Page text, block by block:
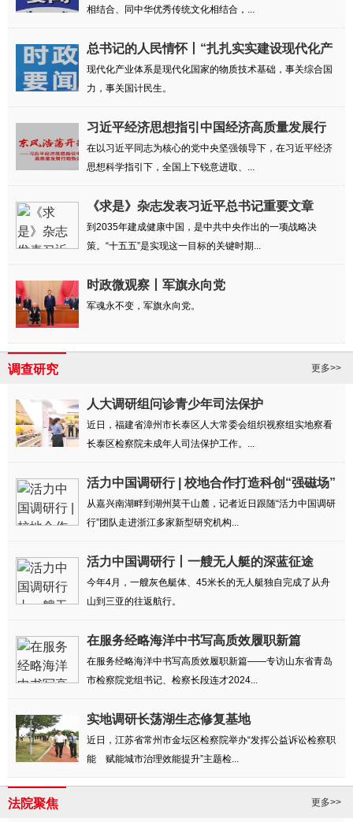
相结合、同中华优秀传统文化相结合，...
总书记的人民情怀丨“扎扎实实建设现代化产
业...
现代化产业体系是现代化国家的物质技术基础，事关综合国
力，事关国计民生。
习近平经济思想指引中国经济高质量发展行
稳致远
在以习近平同志为核心的党中央坚强领导下，在习近平经济
思想科学指引下，全国上下锐意进取、...
《求是》杂志发表习近平总书记重要文章
到2035年建成健康中国，是中共中央作出的一项战略决
策。“十五五”是实现这一目标的关键时期...
时政微观察丨军旗永向党
军魂永不变，军旗永向党。
调查研究 更多>>
人大调研组问诊青少年司法保护
近日，福建省漳州市长泰区人大常委会组织视察组实地察看
长泰区检察院未成年人司法保护工作。...
活力中国调研行 | 校地合作打造科创“强磁场”
从嘉兴南湖畔到湖州莫干山麓，记者近日跟随“活力中国调研
行”团队走进浙江多家新型研究机构...
活力中国调研行丨一艘无人艇的深蓝征途
今年4月，一艘灰色艇体、45米长的无人艇独自完成了从舟
山到三亚的往返航行。
在服务经略海洋中书写高质效履职新篇
在服务经略海洋中书写高质效履职新篇——专访山东省青岛
市检察院党组书记、检察长段连才2024...
实地调研长荡湖生态修复基地
近日，江苏省常州市金坛区检察院举办“发挥公益诉讼检察职
能 赋能城市治理效能提升”主题检...
法院聚焦 更多>>